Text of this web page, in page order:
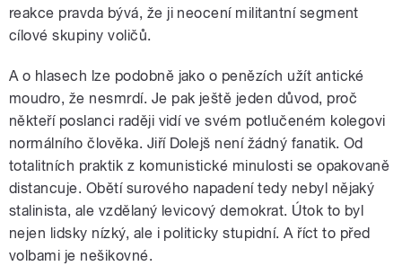
reakce pravda bývá, že ji neocení militantní segment
cílové skupiny voličů.
A o hlasech lze podobně jako o penězích užít antické
moudro, že nesmrdí. Je pak ještě jeden důvod, proč
někteří poslanci raději vidí ve svém potlučeném kolegovi
normálního člověka. Jiří Dolejš není žádný fanatik. Od
totalitních praktik z komunistické minulosti se opakovaně
distancuje. Obětí surového napadení tedy nebyl nějaký
stalinista, ale vzdělaný levicový demokrat. Útok to byl
nejen lidsky nízký, ale i politicky stupidní. A říct to před
volbami je nešikovné.